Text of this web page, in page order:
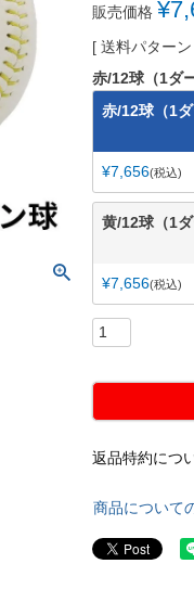
販売価格 ¥
送料パターン
赤/12球（1ダ
赤/12球（1ダ
¥7,656 税込
黄/12球（1ダ
¥7,656 税込
返品特約につ
商品について